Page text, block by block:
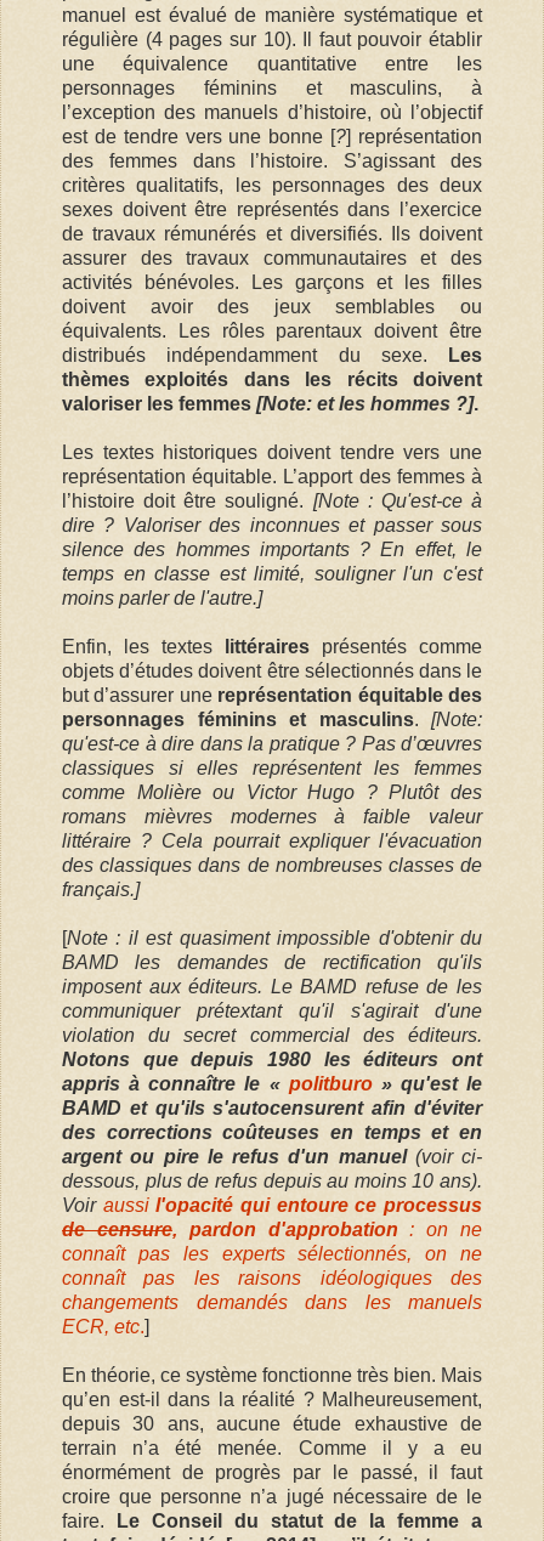
manuel est évalué de manière systématique et
régulière (4 pages sur 10). Il faut pouvoir établir
une équivalence quantitative entre les
personnages féminins et masculins, à
l’exception des manuels d’histoire, où l’objectif
est de tendre vers une bonne [?] représentation
des femmes dans l’histoire. S’agissant des
critères qualitatifs, les personnages des deux
sexes doivent être représentés dans l’exercice
de travaux rémunérés et diversifiés. Ils doivent
assurer des travaux communautaires et des
activités bénévoles. Les garçons et les filles
doivent avoir des jeux semblables ou
équivalents. Les rôles parentaux doivent être
distribués indépendamment du sexe.
Les
thèmes exploités dans les récits doivent
valoriser les femmes [Note: et les hommes ?].
Les textes historiques doivent tendre vers une
représentation équitable. L’apport des femmes à
l’histoire doit être souligné. [Note : Qu'est-ce à
dire ? Valoriser des inconnues et passer sous
silence des hommes importants ? En effet, le
temps en classe est limité, souligner l'un c'est
moins parler de l'autre.]
Enfin, les textes littéraires présentés comme
objets d’études doivent être sélectionnés dans le
but d’assurer une représentation équitable des
personnages féminins et masculins. [Note:
qu'est-ce à dire dans la pratique ? Pas d’œuvres
classiques si elles représentent les femmes
comme Molière ou Victor Hugo ? Plutôt des
romans mièvres modernes à faible valeur
littéraire ? Cela pourrait expliquer l'évacuation
des classiques dans de nombreuses classes de
français.]
[Note : il est quasiment impossible d'obtenir du
BAMD les demandes de rectification qu'ils
imposent aux éditeurs. Le BAMD refuse de les
communiquer prétextant qu'il s'agirait d'une
violation du secret commercial des éditeurs.
Notons que depuis 1980 les éditeurs ont
appris à connaître le « politburo » qu'est le
BAMD et qu'ils s'autocensurent afin d'éviter
des corrections coûteuses en temps et en
argent ou pire le refus d'un manuel(voir ci-
dessous, plus de refus depuis au moins 10 ans).
Voir aussil'opacité qui entoure ce processus
de censure, pardon d'approbation : on ne
connaît pas les experts sélectionnés, on ne
connaît pas les raisons idéologiques des
changements demandés dans les manuels
ECR, etc.]
En théorie, ce système fonctionne très bien. Mais
qu’en est-il dans la réalité ? Malheureusement,
depuis 30 ans, aucune étude exhaustive de
terrain n’a été menée. Comme il y a eu
énormément de progrès par le passé, il faut
croire que personne n’a jugé nécessaire de le
faire.
Le Conseil du statut de la femme a